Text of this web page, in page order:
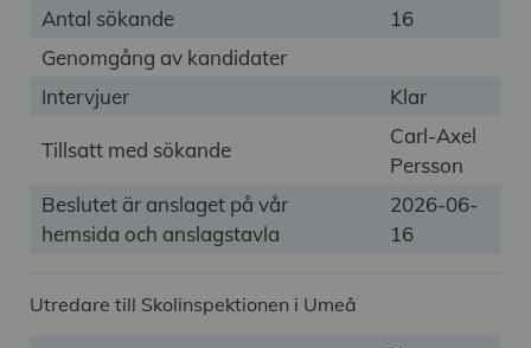
Antal sökande
16
Genomgång av kandidater
Intervjuer
Klar
Tillsatt med sökande
Carl-Axel
Persson
Beslutet är anslaget på vår
hemsida och anslagstavla
2026-06-
16
Utredare till Skolinspektionen i Umeå